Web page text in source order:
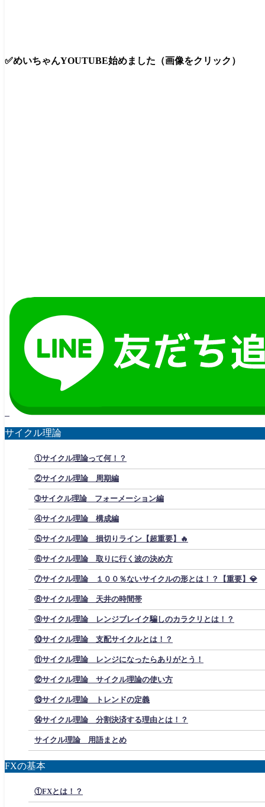
✅めいちゃんYOUTUBE始めました（画像をクリック）
サイクル理論
①サイクル理論って何！？
②サイクル理論 周期編
➂サイクル理論 フォーメーション編
④サイクル理論 構成編
⑤サイクル理論 損切りライン【超重要】🔥
⑥サイクル理論 取りに行く波の決め方
⑦サイクル理論 １００％ないサイクルの形とは！？【重要】💎
⑧サイクル理論 天井の時間帯
⑨サイクル理論 レンジブレイク騙しのカラクリとは！？
⑩サイクル理論 支配サイクルとは！？
⑪サイクル理論 レンジになったらありがとう！
⑫サイクル理論 サイクル理論の使い方
⑬サイクル理論 トレンドの定義
⑭サイクル理論 分割決済する理由とは！？
サイクル理論 用語まとめ
FXの基本
①FXとは！？